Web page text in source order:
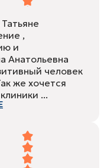
,
и
Анатольевна
человек
же хочется
...